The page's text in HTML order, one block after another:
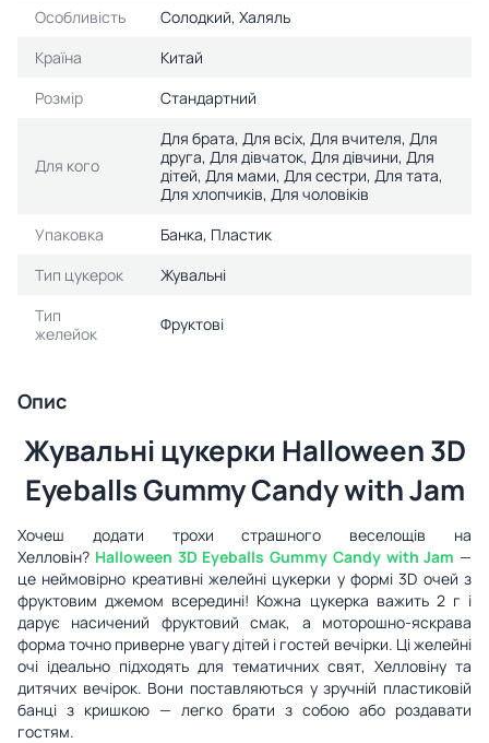
Особливість
Солодкий, Халяль
Країна
Китай
Розмір
Стандартний
Для кого
Для брата, Для всіх, Для вчителя, Для
друга, Для дівчаток, Для дівчини, Для
дітей, Для мами, Для сестри, Для тата,
Для хлопчиків, Для чоловіків
Упаковка
Банка, Пластик
Тип цукерок
Жувальні
Тип
желейок
Фруктові
Опис
Жувальні цукерки Halloween 3D
Eyeballs Gummy Candy with Jam
Хочеш додати трохи страшного веселощів на
Хелловін? Halloween 3D Eyeballs Gummy Candy with Jam —
це неймовірно креативні желейні цукерки у формі 3D очей з
фруктовим джемом всередині! Кожна цукерка важить 2 г і
дарує насичений фруктовий смак, а моторошно-яскрава
форма точно приверне увагу дітей і гостей вечірки. Ці желейні
очі ідеально підходять для тематичних свят, Хелловіну та
дитячих вечірок. Вони поставляються у зручній пластиковій
банці з кришкою — легко брати з собою або роздавати
гостям.